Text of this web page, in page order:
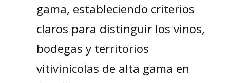
gama, estableciendo criterios
claros para distinguir los vinos,
bodegas y territorios
vitivinícolas de alta gama en